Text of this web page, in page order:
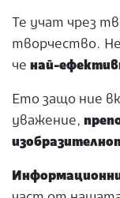
Те учат чрез
творчество.
че най-
Ето защо ние
уважение,